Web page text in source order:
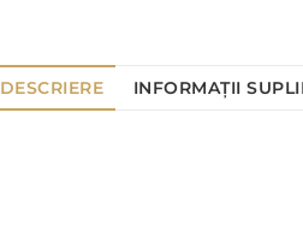
DESCRIERE INFORMAȚII